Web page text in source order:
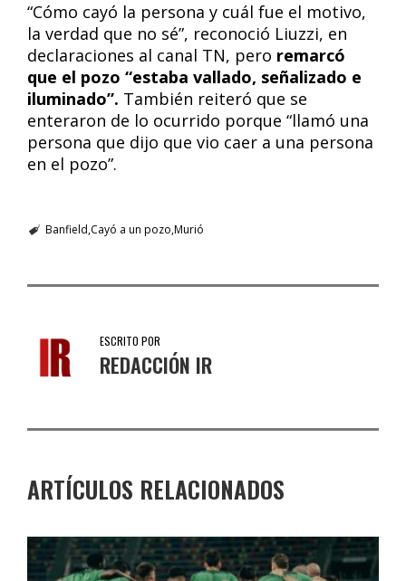
“Cómo cayó la persona y cuál fue el motivo,
la verdad que no sé”, reconoció Liuzzi, en
declaraciones al canal TN, pero remarcó
que el pozo “estaba vallado, señalizado e
iluminado”. También reiteró que se
enteraron de lo ocurrido porque “llamó una
persona que dijo que vio caer a una persona
en el pozo”.
Banfield Cayó a un pozo Murió
ESCRITO POR
REDACCIÓN IR
ARTÍCULOS RELACIONADOS